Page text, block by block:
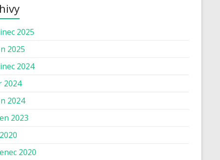
2025
2025
2024
2024
2024
2023
2020